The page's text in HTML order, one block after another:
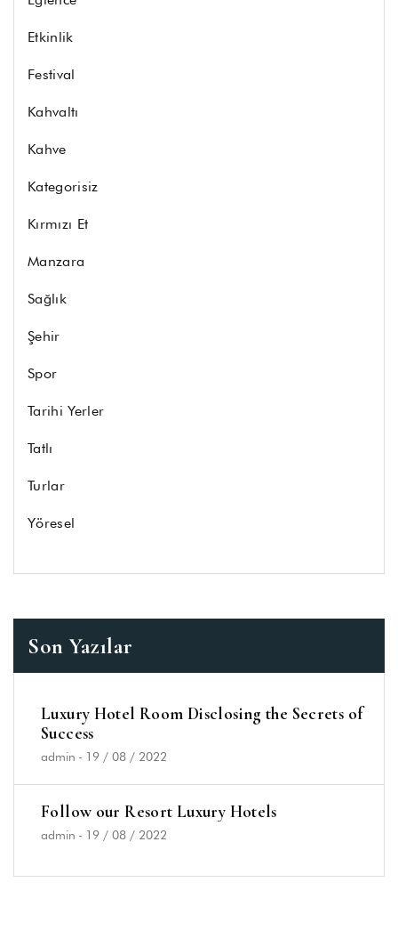
Etkinlik
Festival
Kahvaltı
Kahve
Kategorisiz
Kırmızı Et
Manzara
Sağlık
Şehir
Spor
Tarihi Yerler
Tatlı
Turlar
Yöresel
Son Yazılar
Luxury Hotel Room Disclosing the Secrets of
Success
admin - 19 / 08 / 2022
Follow our Resort Luxury Hotels
admin - 19 / 08 / 2022